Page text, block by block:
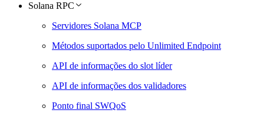
Solana RPC
Servidores Solana MCP
Métodos suportados pelo Unlimited Endpoint
API de informações do slot líder
API de informações dos validadores
Ponto final SWQoS